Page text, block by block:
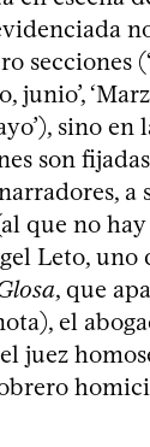
secciones
junio’,
sino
son
a
que no hay
Leto, uno
, que
el
juez